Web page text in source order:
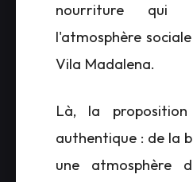
nourriture qui
l'atmosphère
Vila Madalena.
Là, la
authentique : de la
une atmosphère